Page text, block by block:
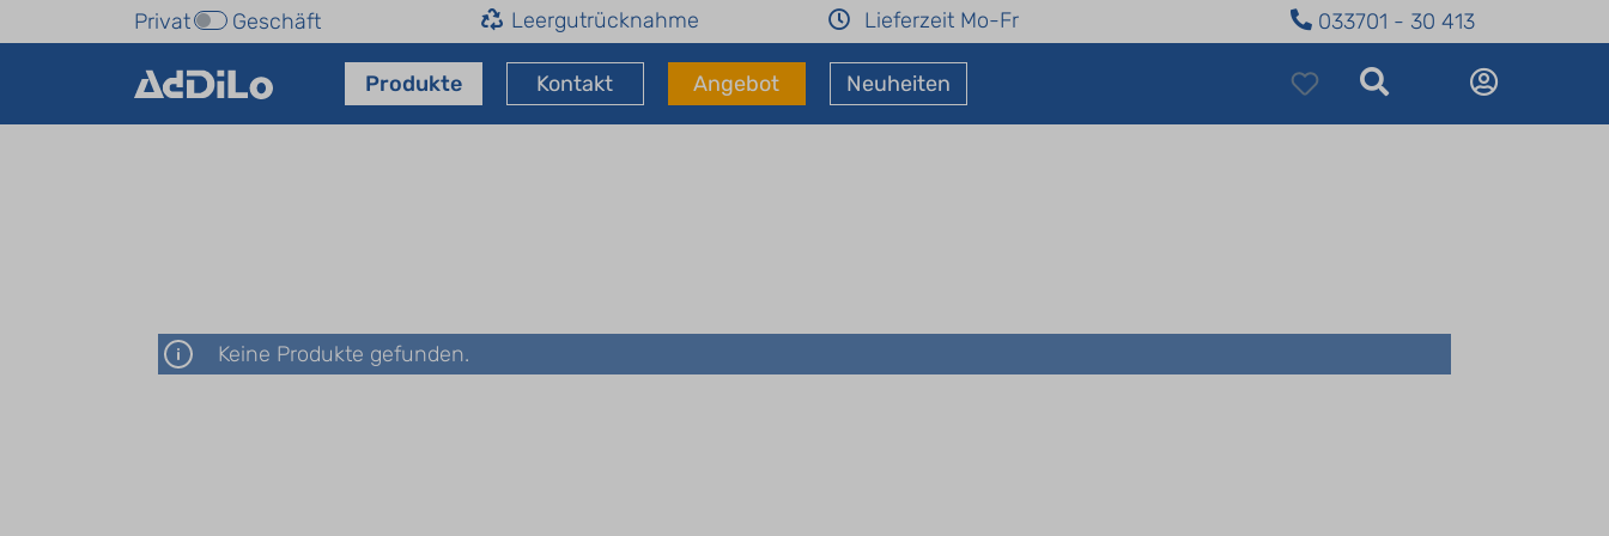
Privat Geschäft Leergutrücknahme Lieferzeit Mo-Fr 033701 - 30 413
Produkte Kontakt Angebot Neuheiten
Keine Produkte gefunden.